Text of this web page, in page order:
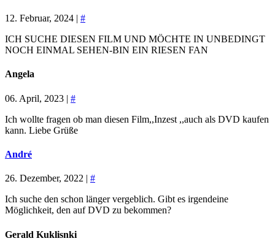
12. Februar, 2024 | #
ICH SUCHE DIESEN FILM UND MÖCHTE IN UNBEDINGT
NOCH EINMAL SEHEN-BIN EIN RIESEN FAN
Angela
06. April, 2023 | #
Ich wollte fragen ob man diesen Film,,Inzest ,,auch als DVD kaufen
kann. Liebe Grüße
André
26. Dezember, 2022 | #
Ich suche den schon länger vergeblich. Gibt es irgendeine
Möglichkeit, den auf DVD zu bekommen?
Gerald Kuklisnki